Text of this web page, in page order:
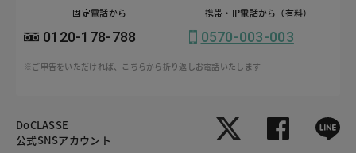
固定電話から
0120-178-788
携帯・IP電話から（有料）
0570-003-003
※ご申告をいただければ、こちらから折り返しお電話いたします
DoCLASSE
公式SNSアカウント